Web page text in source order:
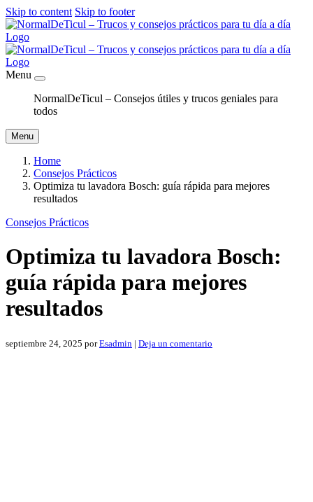
Skip to content Skip to footer
Menu
NormalDeTicul – Consejos útiles y trucos geniales para
todos
Menu
Home
Consejos Prácticos
Optimiza tu lavadora Bosch: guía rápida para mejores
resultados
Consejos Prácticos
Optimiza tu lavadora Bosch:
guía rápida para mejores
resultados
septiembre 24, 2025 porEsadmin | Deja un comentario